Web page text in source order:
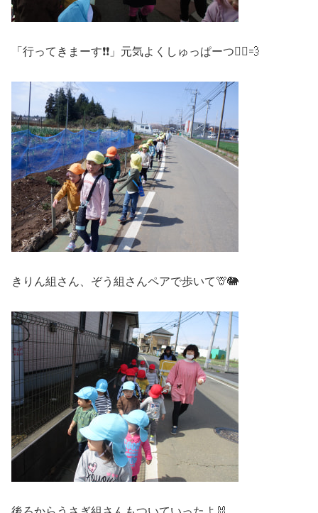
「行ってきまーす❗❗」元気よくしゅっぱーつ🚶‍♀️💨
きりん組さん、ぞう組さんペアで歩いて🦒🐘